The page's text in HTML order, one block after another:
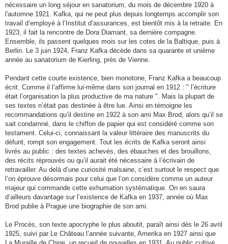
nécessaire un long séjour en sanatorium, du mois de décembre 1920 à
l'automne 1921. Kafka, qui ne peut plus depuis longtemps accomplir son
travail d’employé à l’Institut d’assurances, est bientôt mis à la retraite. En
1923, il fait la rencontre de Dora Diamant, sa dernière compagne.
Ensemble, ils passent quelques mois sur les cotes de la Baltique, puis à
Berlin. Le 3 juin 1924, Franz Kafka décède dans sa quarante et unième
année au sanatorium de Kierling, près de Vienne.
Pendant cette courte existence, bien monotone, Franz Kafka a beaucoup
écrit. Comme il l’affirme lui-même dans son journal en 1912 : " l’écriture
était l’organisation la plus productive de ma nature ". Mais la plupart de
ses textes n’était pas destinée à être lue. Ainsi en témoigne les
recommandations qu’il destine en 1922 à son ami Max Brod, alors qu’il se
sait condamné, dans le chiffon de papier qui est considéré comme son
testament. Celui-ci, connaissant la valeur littéraire des manuscrits du
défunt, rompt son engagement. Tout les écrits de Kafka seront ainsi
livrés au public : des textes achevés, des ébauches et des brouillons,
des récits réprouvés ou qu’il aurait été nécessaire à l’écrivain de
retravailler. Au delà d’une curiosité malsaine, c’est surtout le respect que
l’on éprouve désormais pour celui que l’on considère comme un auteur
majeur qui commande cette exhumation systématique. On en saura
d’ailleurs davantage sur l’existence de Kafka en 1937, année où Max
Brod publie à Prague une biographie de son ami.
Le Procès, son texte apocryphe le plus aboutit, paraît ainsi dès le 26 avril
1925, suivi par Le Château l’année suivante, Amerika en 1927 ainsi que
La Muraille de Chine, un recueil de nouvelles en 1931. Au public cultivé,